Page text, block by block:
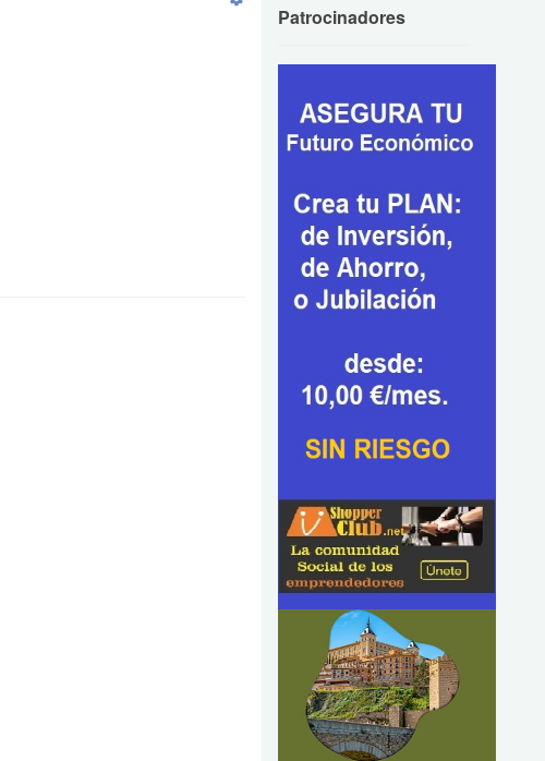
Patrocinadores